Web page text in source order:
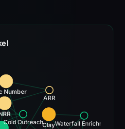
Clay
Number
Waterfall Enrichment
Cold Outreach
ARR